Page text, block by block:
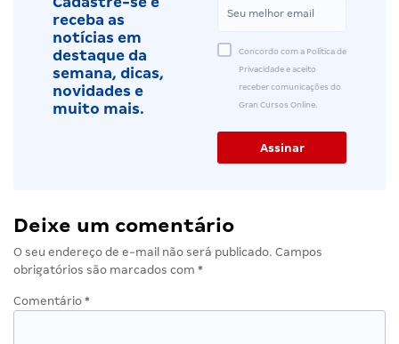
receba as
notícias em
destaque da
semana, dicas,
novidades e
muito mais.
Concordo com a Política de
Privacidade e aceito
receber comunicações do
Gran Cursos Online.
Deixe um comentário
O seu endereço de e-mail não será publicado. Campos
obrigatórios são marcados com *
Comentário *